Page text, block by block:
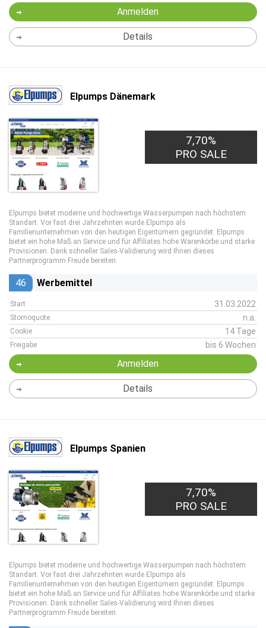
Anmelden
Details
Elpumps Dänemark
7,70%
PRO SALE
Elpumps bietet moderne und hochwertige Wasserpumpen nach höchstem
Standart. Vor fast drei Jahrzehnten wurde Elpumps als
Familienunternehmen von den heutigen Eigentümern gegründet. Elpumps
bietet ein hohe Maß an Service und für Affiliates hohe Warenkörbe und starke
Provisionen. Dank schneller Sales-Validierung wird Ihnen dieses
Partnerprogramm Freude bereiten.
46 Werbemittel
Start 31.03.2022
Stornoquote n.a.
Cookie 14 Tage
Freigabe bis 6 Wochen
Anmelden
Details
Elpumps Spanien
7,70%
PRO SALE
Elpumps bietet moderne und hochwertige Wasserpumpen nach höchstem
Standart. Vor fast drei Jahrzehnten wurde Elpumps als
Familienunternehmen von den heutigen Eigentümern gegründet. Elpumps
bietet ein hohe Maß an Service und für Affiliates hohe Warenkörbe und starke
Provisionen. Dank schneller Sales-Validierung wird Ihnen dieses
Partnerprogramm Freude bereiten.